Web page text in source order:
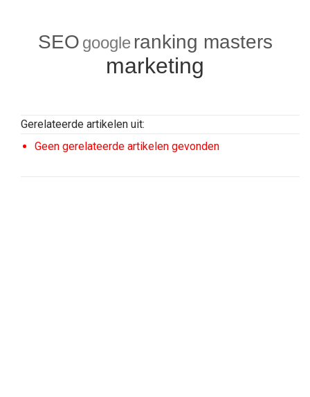
SEO google ranking masters
marketing
Gerelateerde artikelen uit:
Geen gerelateerde artikelen gevonden